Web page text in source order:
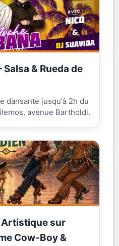
& Rueda de
dansante jusqu'à 2h du
avenue Bartholdi.
Artistique sur
Cow-Boy &